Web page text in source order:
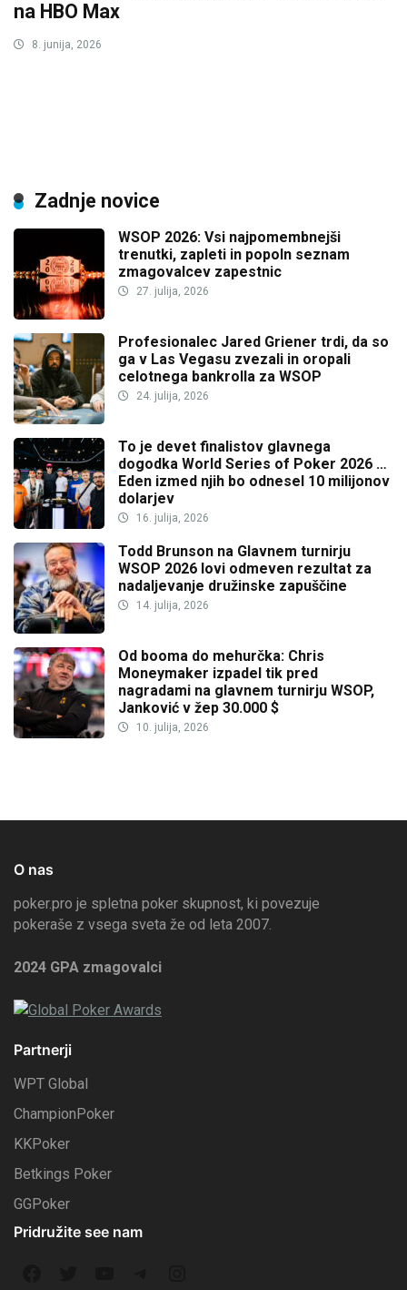
na HBO Max
8. junija, 2026
Zadnje novice
WSOP 2026: Vsi najpomembnejši
trenutki, zapleti in popoln seznam
zmagovalcev zapestnic
27. julija, 2026
Profesionalec Jared Griener trdi, da so
ga v Las Vegasu zvezali in oropali
celotnega bankrolla za WSOP
24. julija, 2026
To je devet finalistov glavnega
dogodka World Series of Poker 2026 …
Eden izmed njih bo odnesel 10 milijonov
dolarjev
16. julija, 2026
Todd Brunson na Glavnem turnirju
WSOP 2026 lovi odmeven rezultat za
nadaljevanje družinske zapuščine
14. julija, 2026
Od booma do mehurčka: Chris
Moneymaker izpadel tik pred
nagradami na glavnem turnirju WSOP,
Janković v žep 30.000 $
10. julija, 2026
O nas
poker.pro je spletna poker skupnost, ki povezuje
pokeraše z vsega sveta že od leta 2007.
2024 GPA zmagovalci
Partnerji
WPT Global
ChampionPoker
KKPoker
Betkings Poker
GGPoker
Pridružite see nam